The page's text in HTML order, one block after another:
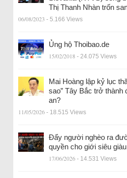
Thị Thanh Nhàn trốn
06/08/2023 - 5.166 Views
Ủng hộ Thoibao.de
15/02/2018 - 24.075 Views
Mai Hoàng lập kỷ lục
sao” Tây Bắc trở thành
an?
11/05/2026 - 18.515 Views
Đẩy người nghèo ra
quyền cho giới siêu giàu
17/06/2026 - 14.531 Views